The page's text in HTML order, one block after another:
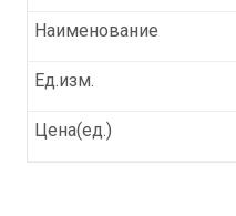
Наименование
Ед.изм.
Цена(ед.)